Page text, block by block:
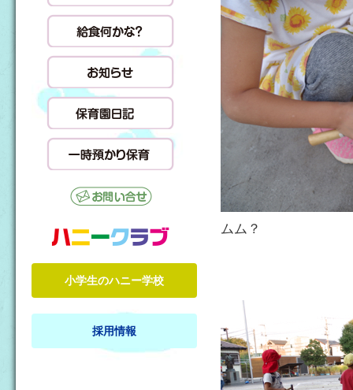
小学生のハニー学校
採用情報
ムム？